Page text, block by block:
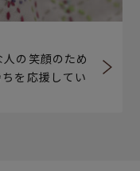
の笑顔のため
を応援してい